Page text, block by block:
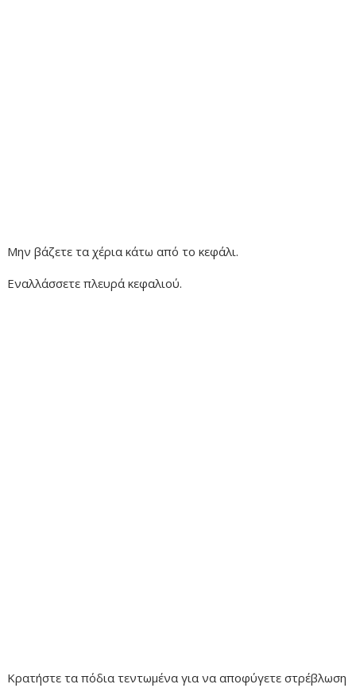
Μην βάζετε τα χέρια κάτω από το κεφάλι.
Εναλλάσσετε πλευρά κεφαλιού.
Κρατήστε τα πόδια τεντωμένα για να αποφύγετε στρέβλωση